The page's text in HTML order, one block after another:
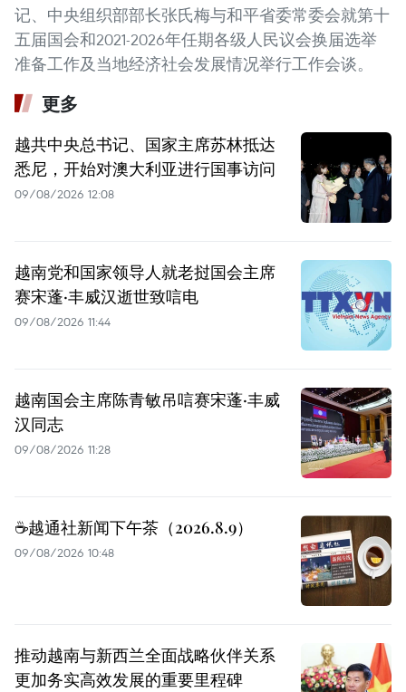
记、中央组织部部长张氏梅与和平省委常委会就第十
五届国会和2021-2026年任期各级人民议会换届选举
准备工作及当地经济社会发展情况举行工作会谈。
更多
越共中央总书记、国家主席苏林抵达
悉尼，开始对澳大利亚进行国事访问
09/08/2026 12:08
越南党和国家领导人就老挝国会主席
赛宋蓬·丰威汉逝世致唁电
09/08/2026 11:44
越南国会主席陈青敏吊唁赛宋蓬·丰威
汉同志
09/08/2026 11:28
☕️越通社新闻下午茶（2026.8.9）
09/08/2026 10:48
推动越南与新西兰全面战略伙伴关系
更加务实高效发展的重要里程碑